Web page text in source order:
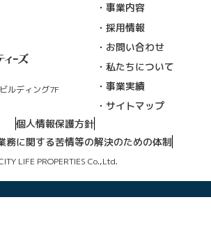
ルディング7F
・事業内容
・採用情報
・お問い合わせ
・私たちについて
・事業実績
・サイトマップ
個人情報保護方針
務に関する苦情等の解決のための体制
LIFE PROPERTIES Co.,Ltd.